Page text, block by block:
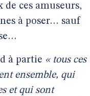
ces amuseurs,
à poser… sauf
à partie « tous ces
ensemble, qui
et qui sont